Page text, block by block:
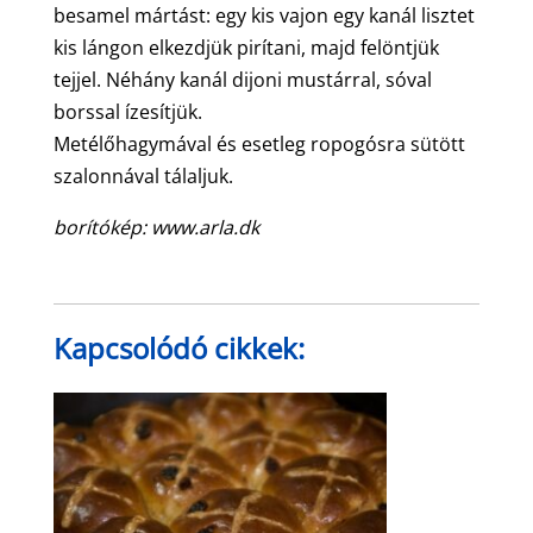
besamel mártást: egy kis vajon egy kanál lisztet
kis lángon elkezdjük pirítani, majd felöntjük
tejjel. Néhány kanál dijoni mustárral, sóval
borssal ízesítjük.
Metélőhagymával és esetleg ropogósra sütött
szalonnával tálaljuk.
borítókép: www.arla.dk
Kapcsolódó cikkek: